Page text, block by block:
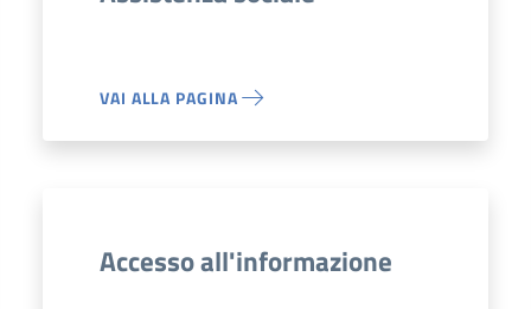
VAI ALLA PAGINA
Accesso all'informazione